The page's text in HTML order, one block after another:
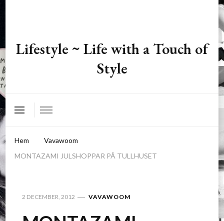
Lifestyle ~ Life with a Touch of
Style
Hem
Vavawoom
MONTAZAMI JULSHOPPAR PÅ TULLHUSET
2 DECEMBER, 2012 VAVAWOOM